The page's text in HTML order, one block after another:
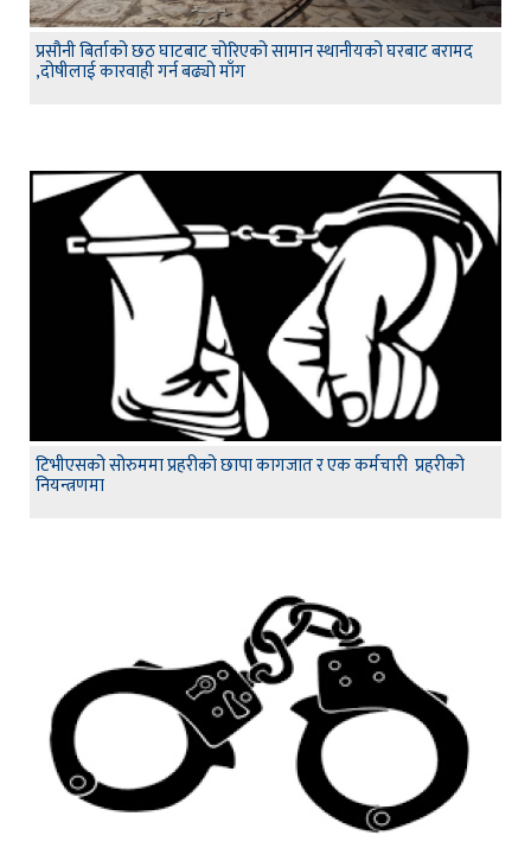
प्रसौनी बिर्ताको छठ घाटबाट चोरिएको सामान स्थानीयको घरबाट बरामद
,दोषीलाई कारवाही गर्न बढ्यो माँग
टिभीएसको सोरुममा प्रहरीको छापा कागजात र एक कर्मचारी प्रहरीको
नियन्त्रणमा